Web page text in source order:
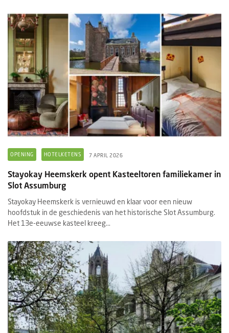
OPENING HOTELKETENS 7 APRIL 2026
Stayokay Heemskerk opent Kasteeltoren familiekamer in
Slot Assumburg
Stayokay Heemskerk is vernieuwd en klaar voor een nieuw
hoofdstuk in de geschiedenis van het historische Slot Assumburg.
Het 13e-eeuwse kasteel kreeg...